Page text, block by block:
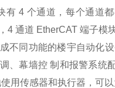
有 4 个通道，每个通道
4 通道 EtherCAT 端子模
不同功能的楼宇自动化
、幕墙控 制和报警系统
用传感器和执行器，可以